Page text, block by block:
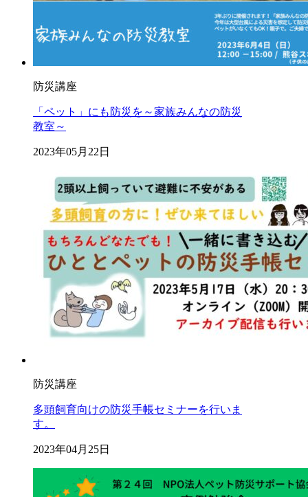
防災講座
「ペット」にも防災を～家族みんなの防災
教室～
2023年05月22日
防災講座
多頭飼育向けの防災手帳セミナーを行いま
す。
2023年04月25日